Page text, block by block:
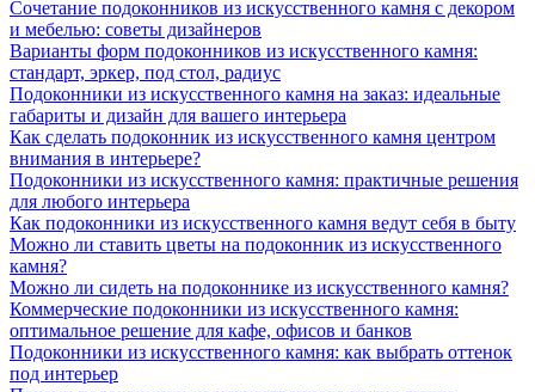
Сочетание подоконников из искусственного камня с декором
и мебелью: советы дизайнеров
Варианты форм подоконников из искусственного камня:
стандарт, эркер, под стол, радиус
Подоконники из искусственного камня на заказ: идеальные
габариты и дизайн для вашего интерьера
Как сделать подоконник из искусственного камня центром
внимания в интерьере?
Подоконники из искусственного камня: практичные решения
для любого интерьера
Как подоконники из искусственного камня ведут себя в быту
Можно ли ставить цветы на подоконник из искусственного
камня?
Можно ли сидеть на подоконнике из искусственного камня?
Коммерческие подоконники из искусственного камня:
оптимальное решение для кафе, офисов и банков
Подоконники из искусственного камня: как выбрать оттенок
под интерьер